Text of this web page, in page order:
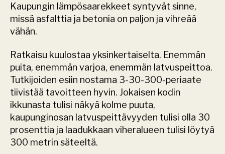
Kaupungin lämpösaarekkeet syntyvät sinne,
missä asfalttia ja betonia on paljon ja vihreää
vähän.
Ratkaisu kuulostaa yksinkertaiselta. Enemmän
puita, enemmän varjoa, enemmän latvuspeittoa.
Tutkijoiden esiin nostama 3-30-300-periaate
tiivistää tavoitteen hyvin. Jokaisen kodin
ikkunasta tulisi näkyä kolme puuta,
kaupunginosan latvuspeittävyyden tulisi olla 30
prosenttia ja laadukkaan viheralueen tulisi löytyä
300 metrin säteeltä.